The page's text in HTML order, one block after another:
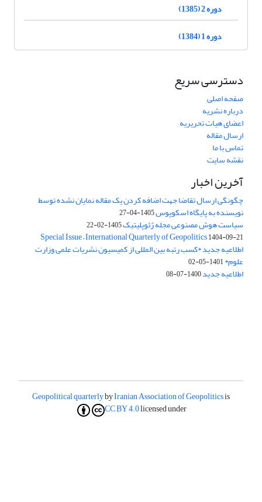
دوره 2 (1385)
دوره 1 (1384)
دسترسی سریع
صفحه اصلی
درباره نشریه
اعضای هیات تحریریه
ارسال مقاله
تماس با ما
نقشه سایت
آخرین اخبار
چگونگی ارسال تقاضا جهت اضافه کردن یک مقاله نمایان نشده توسط
نویسنده به پایگاه اسکوپوس1405-04-27
سیاست هوش مصنوعی مجله ژئوپلیتیک1405-02-22
Special Issue – International Quarterly of Geopolitics1404-09-21
اطلاعیه جدید *کسب رتبه بین المللی از کمیسیون نشریات علمی وزارت
علوم*1401-05-02
اطلاعیه جدید1400-07-08
Geopolitical quarterlybyIranian Association of Geopoliticsis
licensed under
CC BY 4.0